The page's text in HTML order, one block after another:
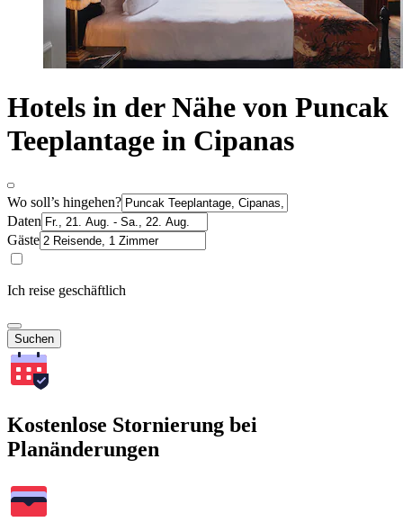
Hotels in der Nähe von Puncak
Teeplantage in Cipanas
Wo soll’s hingehen?
Daten
Gäste
Ich reise geschäftlich
Suchen
Kostenlose Stornierung bei
Planänderungen